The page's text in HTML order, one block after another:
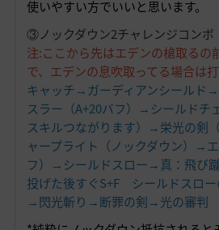
使いやすい方でいいと思います。
③ノックダウン2チャレンジコンボ
注:ここから先はエデンの槍取るの
で、エデンの息吹取ってる場合は打
キャッチ→ガーディアンシールド
スラー（A+20バフ）→シールドチ
スキルつながります）→栄光の剣
ャープライト（ノックダウン）→
フ）→シールドスロー→真：飛び
投げた後すぐS+F シールドスロー
→閃光斬り→断罪の剣→光の審判